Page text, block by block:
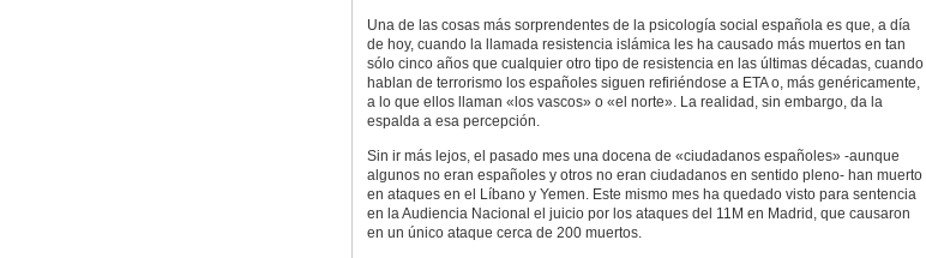
Una de las cosas más sorprendentes de la psicología social española es que, a día
de hoy, cuando la llamada resistencia islámica les ha causado más muertos en tan
sólo cinco años que cualquier otro tipo de resistencia en las últimas décadas, cuando
hablan de terrorismo los españoles siguen refiriéndose a ETA o, más genéricamente,
a lo que ellos llaman «los vascos» o «el norte». La realidad, sin embargo, da la
espalda a esa percepción.
Sin ir más lejos, el pasado mes una docena de «ciudadanos españoles» -aunque
algunos no eran españoles y otros no eran ciudadanos en sentido pleno- han muerto
en ataques en el Líbano y Yemen. Este mismo mes ha quedado visto para sentencia
en la Audiencia Nacional el juicio por los ataques del 11M en Madrid, que causaron
en un único ataque cerca de 200 muertos.